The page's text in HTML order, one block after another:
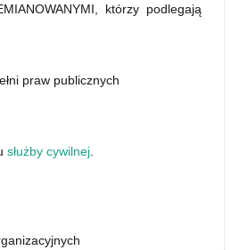
którzy podlegają
praw publicznych
służby cywilnej.